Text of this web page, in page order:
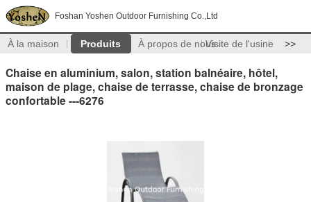
Foshan Yoshen Outdoor Furnishing Co.,Ltd
À la maison Produits À propos de nousVisite de l'usine >>
Chaise en aluminium, salon, station balnéaire, hôtel,
maison de plage, chaise de terrasse, chaise de bronzage
confortable ---6276